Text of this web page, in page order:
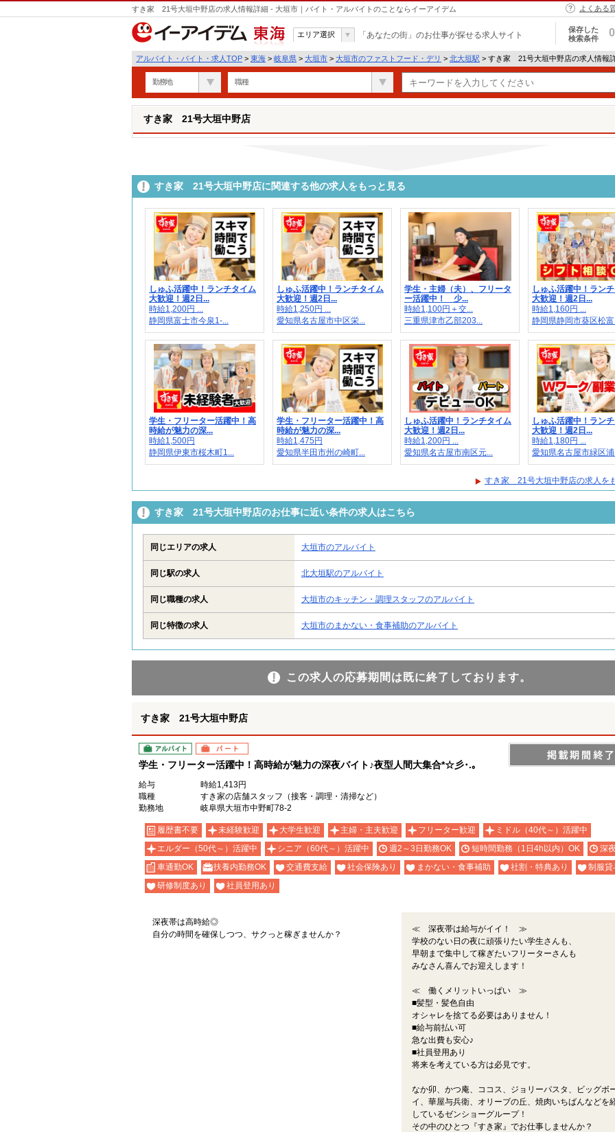
すき家 21号大垣中野店の求人情報詳細 - 大垣市｜バイト・アルバイトのことならイーアイデム よくある
東海
エリア選択 「あなたの街」のお仕事が探せる求人サイト
保存した
検索条件
0
アルバイト・バイト・求人TOP > 東海 > 岐阜県 > 大垣市 > 大垣市のファストフード・デリ > 北大垣駅 > すき家 21号大垣中野店の求人情報
勤務地 職種
すき家 21号大垣中野店
すき家 21号大垣中野店に関連する他の求人をもっと見る
しゅふ活躍中！ランチタイム
大歓迎！週2日...
時給1,200円 ...
静岡県富士市今泉1-...
しゅふ活躍中！ランチタイム
大歓迎！週2日...
時給1,250円 ...
愛知県名古屋市中区栄...
学生・主婦（夫）、フリータ
ー活躍中！ 少...
時給1,100円＋交...
三重県津市乙部203...
しゅふ活躍中！ラン
大歓迎！週2日...
時給1,160円 ...
静岡県静岡市葵区松
学生・フリーター活躍中！高
時給が魅力の深...
時給1,500円
静岡県伊東市桜木町1...
学生・フリーター活躍中！高
時給が魅力の深...
時給1,475円
愛知県半田市州の崎町...
しゅふ活躍中！ランチタイム
大歓迎！週2日...
時給1,200円 ...
愛知県名古屋市南区元...
しゅふ活躍中！ラン
大歓迎！週2日...
時給1,180円 ...
愛知県名古屋市緑区
すき家 21号大垣中野店の求人を
すき家 21号大垣中野店のお仕事に近い条件の求人はこちら
同じエリアの求人 大垣市のアルバイト
同じ駅の求人 北大垣駅のアルバイト
同じ職種の求人 大垣市のキッチン・調理スタッフのアルバイト
同じ特徴の求人 大垣市のまかない・食事補助のアルバイト
この求人の応募期間は既に終了しております。
すき家 21号大垣中野店
アルバイト パート
学生・フリーター活躍中！高時給が魅力の深夜バイト♪夜型人間大集合*☆彡･.｡
給与
時給1,413円
職種
すき家の店舗スタッフ（接客・調理・清掃など）
勤務地
岐阜県大垣市中野町78-2
履歴書不要 未経験歓迎 大学生歓迎 主婦・主夫歓迎 フリーター歓迎
ミドル（40代～）活躍中
エルダー（50代～）活躍中
シニア（60代～）活躍中 週2～3日勤務OK 短時間勤務（1日4h以内）OK
深
車通勤OK
扶養内勤務OK 交通費支給 社会保険あり まかない・食事補助 社割・特典あり
制服貸
研修制度あり
社員登用あり
深夜帯は高時給◎
自分の時間を確保しつつ、サクっと稼ぎませんか？
≪ 深夜帯は給与がイイ！ ≫
学校のない日の夜に頑張りたい学生さんも、
早朝まで集中して稼ぎたいフリーターさんも
みなさん喜んでお迎えします！
≪ 働くメリットいっぱい ≫
■髪型・髪色自由
オシャレを捨てる必要はありません！
■給与前払い可
急な出費も安心♪
■社員登用あり
将来を考えている方は必見です。
なか卯、かつ庵、ココス、ジョリーパスタ、ビッグボ
イ、華屋与兵衛、オリーブの丘、焼肉いちばんなどを
しているゼンショーグループ！
その中のひとつ『すき家』でお仕事しませんか？